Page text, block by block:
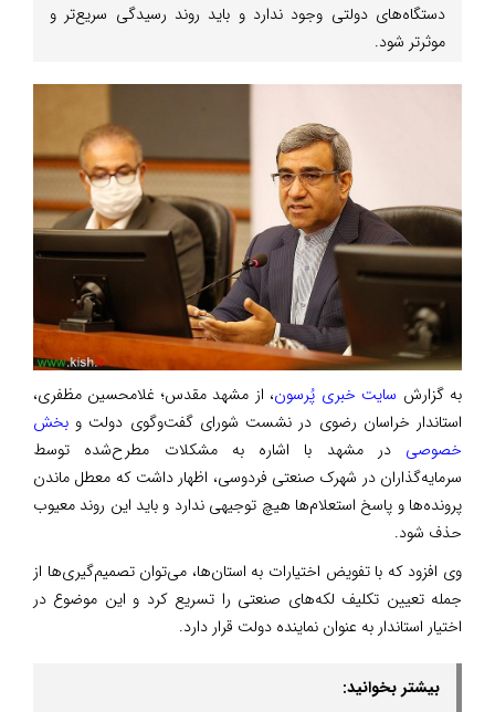
دستگاه‌های دولتی وجود ندارد و باید روند رسیدگی سریع‌تر و
موثرتر شود.
به گزارش سایت خبری پُرسون، از مشهد مقدس؛ غلامحسین مظفری،
استاندار خراسان رضوی در نشست شورای گفت‌وگوی دولت و بخش
خصوصی در مشهد با اشاره به مشکلات مطرح‌شده توسط
سرمایه‌گذاران در شهرک صنعتی فردوسی، اظهار داشت که معطل ماندن
پرونده‌ها و پاسخ استعلام‌ها هیچ توجیهی ندارد و باید این روند معیوب
حذف شود.
وی افزود که با تفویض اختیارات به استان‌ها، می‌توان تصمیم‌گیری‌ها از
جمله تعیین تکلیف لکه‌های صنعتی را تسریع کرد و این موضوع در
اختیار استاندار به عنوان نماینده دولت قرار دارد.
بیشتر بخوانید: